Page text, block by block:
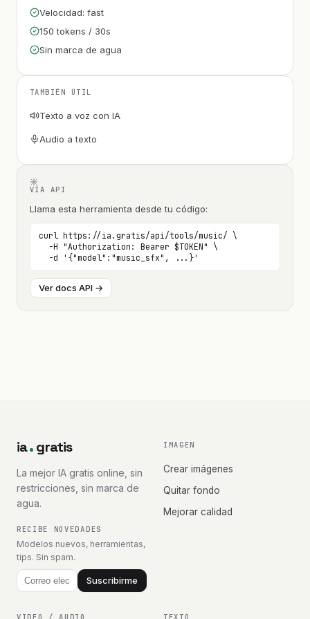
Velocidad: fast
150 tokens / 30s
Sin marca de agua
TAMBIÉN ÚTIL
Texto a voz con IA
Audio a texto
VÍA API
Llama esta herramienta desde tu código:
curl https://ia.gratis/api/tools/music/ \
  -H "Authorization: Bearer $TOKEN" \
  -d '{"model":"music_sfx", ...}'
Ver docs API →
ia gratis
La mejor IA gratis online, sin
restricciones, sin marca de
agua.
RECIBE NOVEDADES
Modelos nuevos, herramientas,
tips. Sin spam.
Suscribirme
IMAGEN
Crear imágenes
Quitar fondo
Mejorar calidad
VIDEO / AUDIO TEXTO